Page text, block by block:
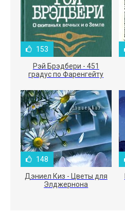
153
Рэй Брэдбери - 451
градус по Фаренгейту
148
Дэниел Киз - Цветы для
Элджернона